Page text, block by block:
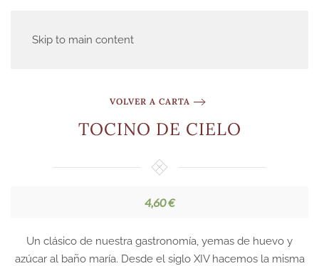
Skip to main content
VOLVER A CARTA
TOCINO DE CIELO
4,60 €
Un clásico de nuestra gastronomía, yemas de huevo y
azúcar al baño maría. Desde el siglo XIV hacemos la misma